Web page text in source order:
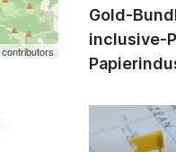
contributors
Gold-
inclusive-